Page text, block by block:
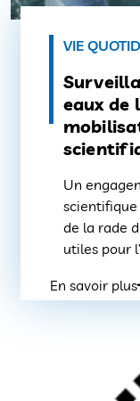
VIE
eaux de
Un
de la rade
utiles pour
En savoir plus